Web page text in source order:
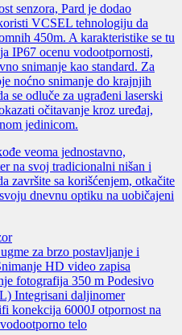
senzora, Pard je dodao
VCSEL tehnologiju da
450m. A karakteristike se tu
IP67 ocenu vodootpornosti,
snimanje kao standard. Za
noćno snimanje do krajnjih
se odluče za ugrađeni laserski
očitavanje kroz uređaj,
jedinicom.
veoma jednostavno,
na svoj tradicionalni nišan i
završite sa korišćenjem, otkačite
dnevnu optiku na uobičajeni
za brzo postavljanje i
HD video zapisa
fotografija 350 m Podesivo
Integrisani daljinomer
konekcija 6000J otpornost na
telo